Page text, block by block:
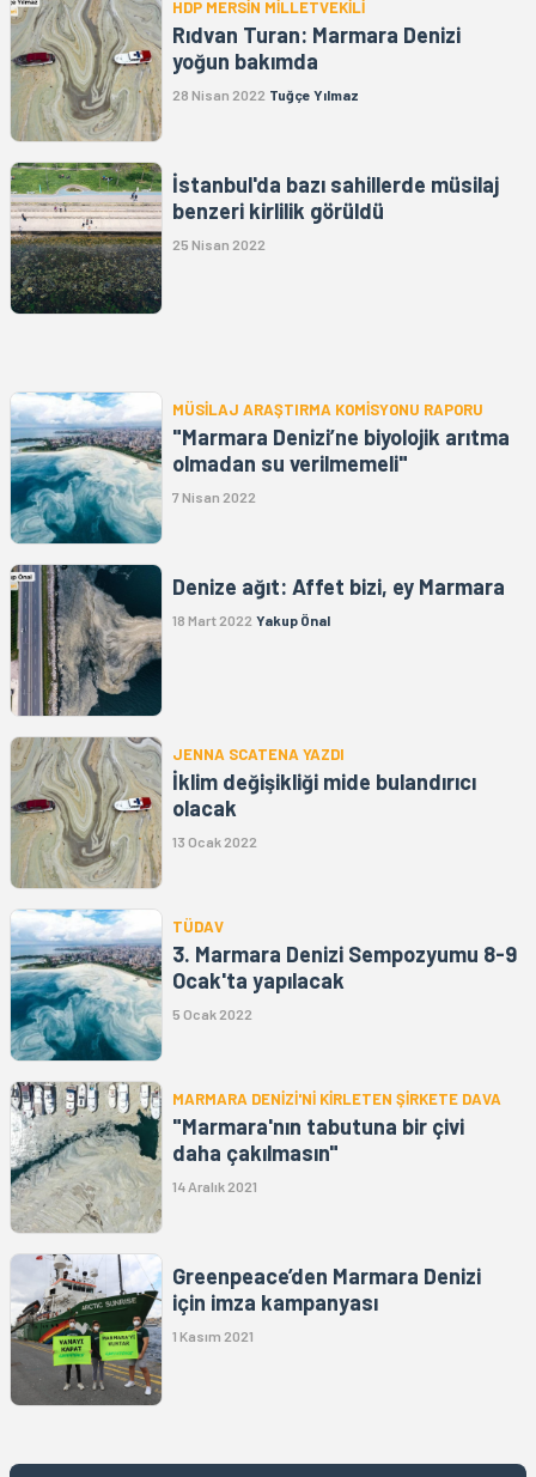
HDP MERSİN MİLLETVEKİLİ
Rıdvan Turan: Marmara Denizi
yoğun bakımda
28 Nisan 2022 Tuğçe Yılmaz
İstanbul'da bazı sahillerde müsilaj
benzeri kirlilik görüldü
25 Nisan 2022
MÜSİLAJ ARAŞTIRMA KOMİSYONU RAPORU
"Marmara Denizi’ne biyolojik arıtma
olmadan su verilmemeli"
7 Nisan 2022
Denize ağıt: Affet bizi, ey Marmara
18 Mart 2022 Yakup Önal
JENNA SCATENA YAZDI
İklim değişikliği mide bulandırıcı
olacak
13 Ocak 2022
TÜDAV
3. Marmara Denizi Sempozyumu 8-9
Ocak'ta yapılacak
5 Ocak 2022
MARMARA DENİZİ'Nİ KİRLETEN ŞİRKETE DAVA
"Marmara'nın tabutuna bir çivi
daha çakılmasın"
14 Aralık 2021
Greenpeace’den Marmara Denizi
için imza kampanyası
1 Kasım 2021